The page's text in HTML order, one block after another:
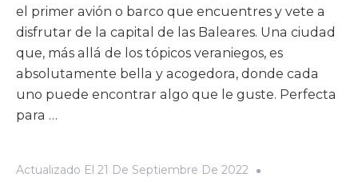
el primer avión o barco que encuentres y vete a
disfrutar de la capital de las Baleares. Una ciudad
que, más allá de los tópicos veraniegos, es
absolutamente bella y acogedora, donde cada
uno puede encontrar algo que le guste. Perfecta
para …
Actualizado El 21 De Septiembre De 2022